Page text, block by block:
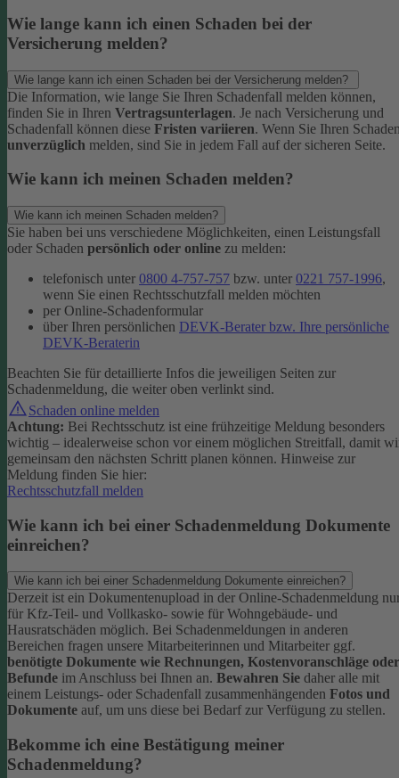
Wie lange kann ich einen Schaden bei der
Versicherung melden?
Wie lange kann ich einen Schaden bei der Versicherung melden?
Die Information, wie lange Sie Ihren Schadenfall melden können,
finden Sie in Ihren Vertragsunterlagen. Je nach Versicherung und
Schadenfall können diese Fristen variieren. Wenn Sie Ihren
unverzüglich melden, sind Sie in jedem Fall auf der sicheren Seite.
Wie kann ich meinen Schaden melden?
Wie kann ich meinen Schaden melden?
Sie haben bei uns verschiedene Möglichkeiten, einen Leistungsfall
oder Schaden persönlich oder online zu melden:
telefonisch unter 0800 4-757-757 bzw. unter 0221 757-1996,
wenn Sie einen Rechtsschutzfall melden möchten
per Online-Schadenformular
über Ihren persönlichen DEVK-Berater bzw. Ihre persönliche
DEVK-Beraterin
Beachten Sie für detaillierte Infos die jeweiligen Seiten zur
Schadenmeldung, die weiter oben verlinkt sind.
Schaden online melden
Achtung: Bei Rechtsschutz ist eine frühzeitige Meldung besonders
wichtig – idealerweise schon vor einem möglichen Streitfall, damit
gemeinsam den nächsten Schritt planen können. Hinweise zur
Meldung finden Sie hier:
Rechtsschutzfall melden
Wie kann ich bei einer Schadenmeldung Dokumente
einreichen?
Wie kann ich bei einer Schadenmeldung Dokumente einreichen?
Derzeit ist ein Dokumentenupload in der Online-Schadenmeldung
für Kfz-Teil- und Vollkasko- sowie für Wohngebäude- und
Hausratschäden möglich. Bei Schadenmeldungen in anderen
Bereichen fragen unsere Mitarbeiterinnen und Mitarbeiter ggf.
benötigte Dokumente wie Rechnungen, Kostenvoranschläge oder
Befunde im Anschluss bei Ihnen an. Bewahren Sie daher alle mit
einem Leistungs- oder Schadenfall zusammenhängenden Fotos und
Dokumente auf, um uns diese bei Bedarf zur Verfügung zu stellen.
Bekomme ich eine Bestätigung meiner
Schadenmeldung?